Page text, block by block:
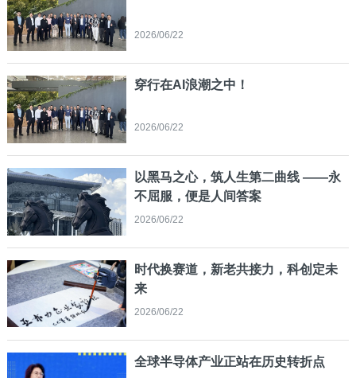
2026/06/22
穿行在AI浪潮之中！
2026/06/22
以黑马之心，筑人生第二曲线 ——永
不屈服，便是人间答案
2026/06/22
时代换赛道，新老共接力，科创定未
来
2026/06/22
全球半导体产业正站在历史转折点